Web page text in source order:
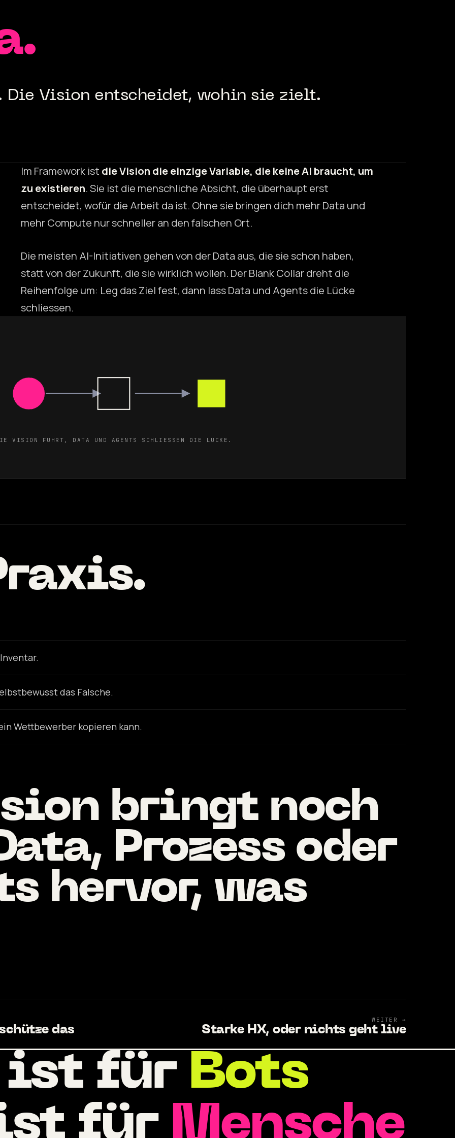
Die Vision entscheidet, wohin sie zielt.
Im Framework ist die Vision die einzige Variable, die keine AI braucht, um
zu existieren. Sie ist die menschliche Absicht, die überhaupt erst
entscheidet, wofür die Arbeit da ist. Ohne sie bringen dich mehr Data und
mehr Compute nur schneller an den falschen Ort.
Die meisten AI-Initiativen gehen von der Data aus, die sie schon haben,
statt von der Zukunft, die sie wirklich wollen. Der Blank Collar dreht die
Reihenfolge um: Leg das Ziel fest, dann lass Data und Agents die Lücke
schliessen.
VISION FÜHRT, DATA UND AGENTS SCHLIESSEN DIE LÜCKE.
das Falsche.
Wettbewerber kopieren kann.
bringt noch
Prozess oder
hervor, was
das
WEITER →
Starke HX, oder nichts geht live
ist für Bots
für Menschen